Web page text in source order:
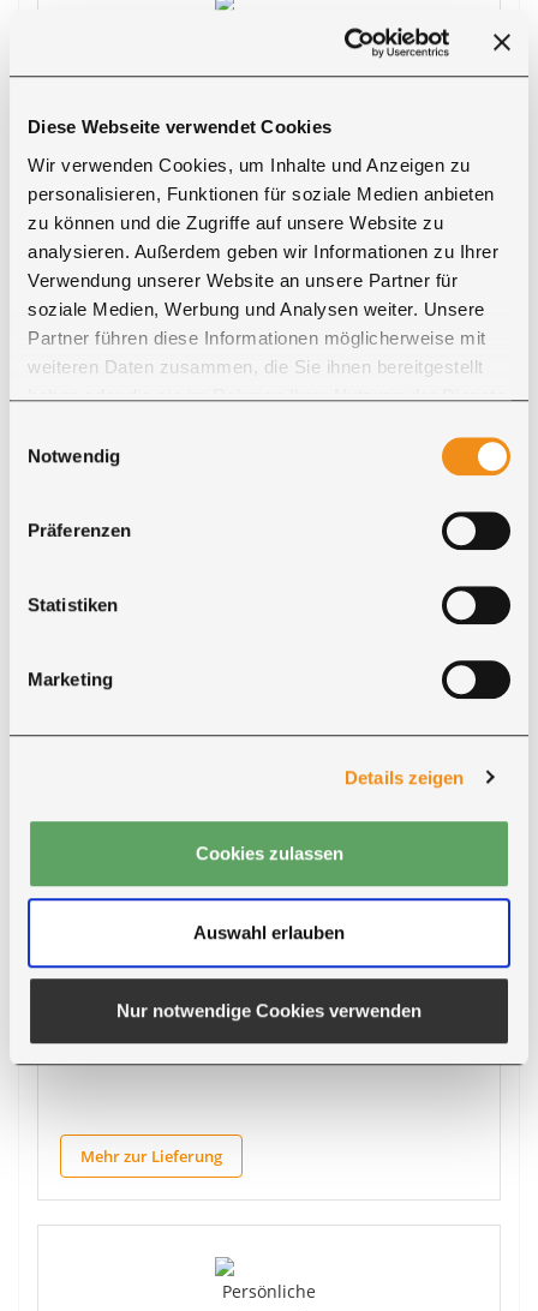
Diese Webseite verwendet Cookies
Wir verwenden Cookies, um Inhalte und Anzeigen zu
personalisieren, Funktionen für soziale Medien anbieten
zu können und die Zugriffe auf unsere Website zu
analysieren. Außerdem geben wir Informationen zu Ihrer
Verwendung unserer Website an unsere Partner für
soziale Medien, Werbung und Analysen weiter. Unsere
Partner führen diese Informationen möglicherweise mit
weiteren Daten zusammen, die Sie ihnen bereitgestellt
haben oder die sie im Rahmen Ihrer Nutzung der Dienste
Cookies, wenn Sie unsere Webseite weiterhin nutzen.
Notwendig
Präferenzen
Statistiken
Marketing
Details zeigen
Cookies zulassen
Auswahl erlauben
Nur notwendige Cookies verwenden
Zahlung
Für Ihre Bestellung bei Ricon stehen mehrere
Zahlungsarten zur Auswahl.
●PayPal
●Vorkasse
●Nachnahme
●Barzahlung bei Abholung
5 % Rabatt
auf den Produktpreis
Zahlungsarten ansehen
Ihre Massivholzmöbel werden je nach Auftrag
durch unseren eigenen Fahrer oder durch
vertraute Speditionspartner geliefert.
Der Liefertermin wird vorab abgestimmt. Das
Hereintragen ist je nach Lieferart und
Vereinbarung möglich.
Mehr zur Lieferung